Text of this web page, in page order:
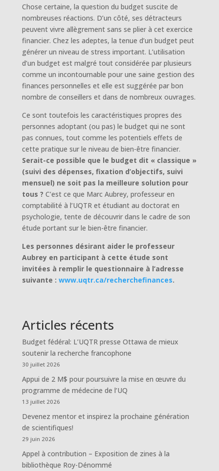
Chose certaine, la question du budget suscite de
nombreuses réactions. D’un côté, ses détracteurs
peuvent vivre allègrement sans se plier à cet exercice
financier. Chez les adeptes, la tenue d’un budget peut
générer un niveau de stress important. L’utilisation
d’un budget est malgré tout considérée par plusieurs
comme un incontournable pour une saine gestion des
finances personnelles et elle est suggérée par bon
nombre de conseillers et dans de nombreux ouvrages.
Ce sont toutefois les caractéristiques propres des
personnes adoptant (ou pas) le budget qui ne sont
pas connues, tout comme les potentiels effets de
cette pratique sur le niveau de bien-être financier.
Serait-ce possible que le budget dit « classique »
(suivi des dépenses, fixation d’objectifs, suivi
mensuel) ne soit pas la meilleure solution pour
tous ? C’est ce que Marc Aubrey, professeur en
comptabilité à l’UQTR et étudiant au doctorat en
psychologie, tente de découvrir dans le cadre de son
étude portant sur le bien-être financier.
Les personnes désirant aider le professeur
Aubrey en participant à cette étude sont
invitées à remplir le questionnaire à l’adresse
suivante : www.uqtr.ca/recherchefinances.
Articles récents
Budget fédéral: L’UQTR presse Ottawa de mieux
soutenir la recherche francophone
30 juillet 2026
Appui de 2 M$ pour poursuivre la mise en œuvre du
programme de médecine de l’UQ
13 juillet 2026
Devenez mentor et inspirez la prochaine génération
de scientifiques!
29 juin 2026
Appel à contribution – Exposition de zines à la
bibliothèque Roy-Dénommé